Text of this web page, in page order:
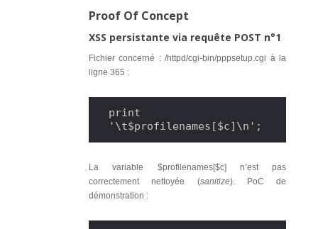
Proof Of Concept
XSS persistante via requête POST n°1
Fichier concerné : /httpd/cgi-bin/pppsetup.cgi à la
ligne 365 :
print
'\t$profilenames[$c]\n';
La variable $profilenames[$c] n’est pas
correctement nettoyée (sanitize). PoC de
démonstration :